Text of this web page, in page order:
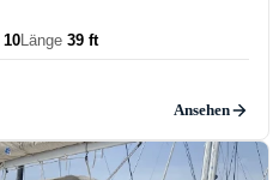
10Länge 39 ft
Ansehen